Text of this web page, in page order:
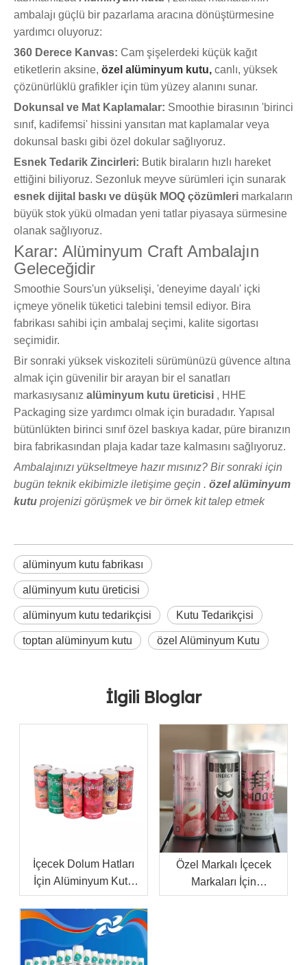
ambalajı güçlü bir pazarlama aracına dönüştürmesine
yardımcı oluyoruz:
360 Derece Kanvas: Cam şişelerdeki küçük kağıt
etiketlerin aksine, özel alüminyum kutu, canlı, yüksek
çözünürlüklü grafikler için tüm yüzey alanını sunar.
Dokunsal ve Mat Kaplamalar: Smoothie birasının 'birinci
sınıf, kadifemsi' hissini yansıtan mat kaplamalar veya
dokunsal baskı gibi özel dokular sağlıyoruz.
Esnek Tedarik Zincirleri: Butik biraların hızlı hareket
ettiğini biliyoruz. Sezonluk meyve sürümleri için sunarak
esnek dijital baskı ve düşük MOQ çözümleri markaların
büyük stok yükü olmadan yeni tatlar piyasaya sürmesine
olanak sağlıyoruz.
Karar: Alüminyum Craft Ambalajın
Geleceğidir
Smoothie Sours'un yükselişi, 'deneyime dayalı' içki
içmeye yönelik tüketici talebini temsil ediyor. Bira
fabrikası sahibi için ambalaj seçimi, kalite sigortası
seçimidir.
Bir sonraki yüksek viskoziteli sürümünüzü güvence altına
almak için güvenilir bir arayan bir el sanatları
markasıysanız alüminyum kutu üreticisi , HHE
Packaging size yardımcı olmak için buradadır. Yapısal
bütünlükten birinci sınıf özel baskıya kadar, püre biranızın
bira fabrikasından plaja kadar taze kalmasını sağlıyoruz.
Ambalajınızı yükseltmeye hazır mısınız? Bir sonraki için
bugün teknik ekibimizle iletişime geçin . özel alüminyum
kutu projenizi görüşmek ve bir örnek kit talep etmek
alüminyum kutu fabrikası
alüminyum kutu üreticisi
alüminyum kutu tedarikçisi Kutu Tedarikçisi
toptan alüminyum kutu özel Alüminyum Kutu
İlgili Bloglar
İçecek Dolum Hatları
İçin Alüminyum Kutu
Kapakları Nasıl Seçilir
Özel Markalı İçecek
Markaları İçin
Alüminyum Kutular Nasıl